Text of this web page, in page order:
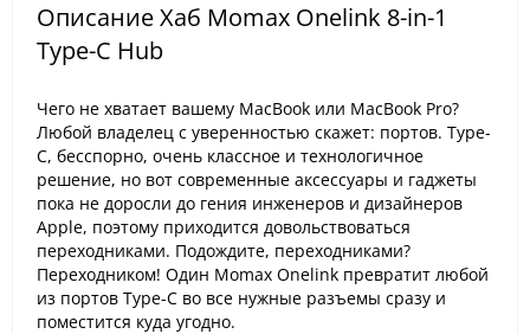
Описание Хаб Momax Onelink 8-in-1
Type-C Hub
Чего не хватает вашему MacBook или MacBook Pro?
Любой владелец с уверенностью скажет: портов. Type-
C, бесспорно, очень классное и технологичное
решение, но вот современные аксессуары и гаджеты
пока не доросли до гения инженеров и дизайнеров
Apple, поэтому приходится довольствоваться
переходниками. Подождите, переходниками?
Переходником! Один Momax Onelink превратит любой
из портов Type-C во все нужные разъемы сразу и
поместится куда угодно.